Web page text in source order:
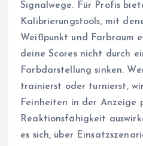
Signalwege. Für Profis
Kalibrierungstools, mit
Weißpunkt und Farbraum
deine Scores nicht durch
Farbdarstellung sinken.
trainierst oder turnierst,
Feinheiten in der Anzeige
Reaktionsfähigkeit
es sich, über